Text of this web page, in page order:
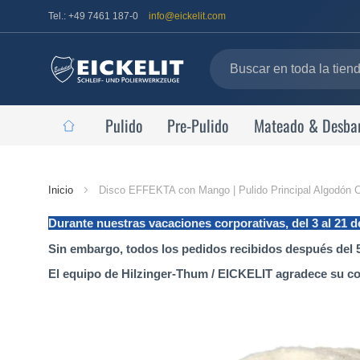
Tel.: +49 7461 187-0 info@eickelit.com
inicio
Pulido Pre-Pulido Mateado &
Inicio Disco EFFEKTA con Mango | Pulido Principal Algodón
Durante nuestras vacaciones corporativas, del 3 al 21
Sin embargo, todos los pedidos recibidos después del
El equipo de Hilzinger-Thum / EICKELIT agradece su